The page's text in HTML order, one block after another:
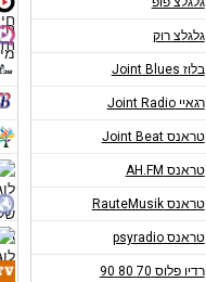
גלגלצ רוק
בלוז Joint Blues
רגאיי Joint Radio
טראנס Joint Beat
טראנס AH.FM
טראנס RauteMusik
טראנס psyradio
רדיו פלוס 70 80 90